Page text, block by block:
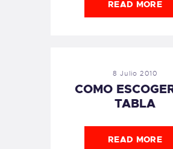
READ MORE
8 Julio 2010
COMO
TABLA
READ MORE